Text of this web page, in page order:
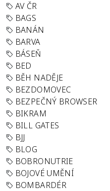
AV ČR
BAGS
BANÁN
BARVA
BÁSEŇ
BED
BĚH NADĚJE
BEZDOMOVEC
BEZPEČNÝ BROWSER
BIKRAM
BILL GATES
BJJ
BLOG
BOBRONUTRIE
BOJOVÉ UMĚNÍ
BOMBARDÉR